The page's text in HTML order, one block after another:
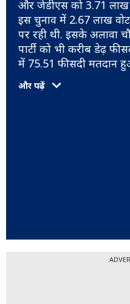
और जेडीएस को 3.71 लाख
इस चुनाव में 2.67 लाख
पर रही थी. इसके अलावा
पार्टी को भी करीब डेढ़
में 75.51 फीसदी मतदान
और पढ़ें